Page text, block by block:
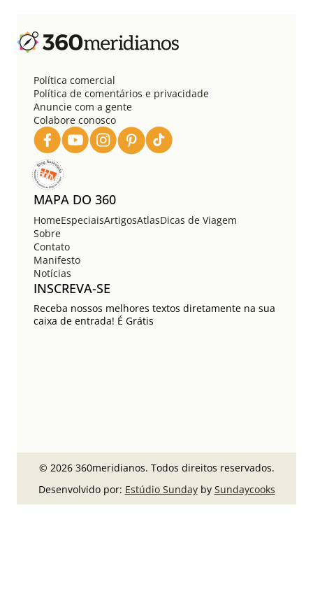
a
ç
Política comercial
Política de comentários e privacidade
Anuncie com a gente
Colabore conosco
MAPA DO 360
HomeEspeciaisArtigosAtlasDicas de Viagem
Sobre
Contato
Manifesto
Notícias
INSCREVA-SE
Receba nossos melhores textos diretamente na sua
caixa de entrada! É Grátis
© 2026 360meridianos. Todos direitos reservados.
Desenvolvido por: Estúdio Sundayby Sundaycooks